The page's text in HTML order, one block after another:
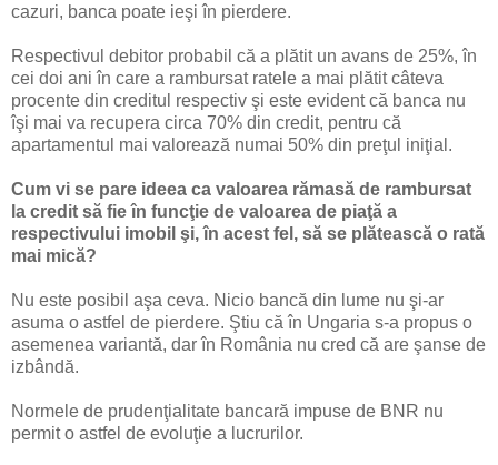
cazuri, banca poate ieşi în pierdere.
Respectivul debitor probabil că a plătit un avans de 25%, în
cei doi ani în care a rambursat ratele a mai plătit câteva
procente din creditul respectiv şi este evident că banca nu
îşi mai va recupera circa 70% din credit, pentru că
apartamentul mai valorează numai 50% din preţul iniţial.
Cum vi se pare ideea ca valoarea rămasă de rambursat
la credit să fie în funcţie de valoarea de piaţă a
respectivului imobil şi, în acest fel, să se plătească o rată
mai mică?
Nu este posibil aşa ceva. Nicio bancă din lume nu şi-ar
asuma o astfel de pierdere. Ştiu că în Ungaria s-a propus o
asemenea variantă, dar în România nu cred că are şanse de
izbândă.
Normele de prudenţialitate bancară impuse de BNR nu
permit o astfel de evoluţie a lucrurilor.